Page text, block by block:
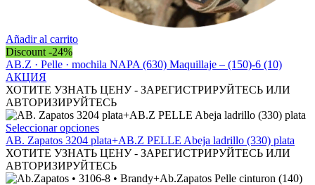
Añadir al carrito
Discount -24%
AB.Z · Pelle · mochila NAPA (630) Maquillaje – (150)-6 (10)
АКЦИЯ
ХОТИТЕ УЗНАТЬ ЦЕНУ - ЗАРЕГИСТРИРУЙТЕСЬ ИЛИ
АВТОРИЗИРУЙТЕСЬ
Seleccionar opcionesEste
producto
tiene
múltiples
variantes.
AB. Zapatos 3204 plata+AB.Z PELLE Abeja ladrillo (330) plata
ХОТИТЕ УЗНАТЬ ЦЕНУ - ЗАРЕГИСТРИРУЙТЕСЬ ИЛИ
АВТОРИЗИРУЙТЕСЬ